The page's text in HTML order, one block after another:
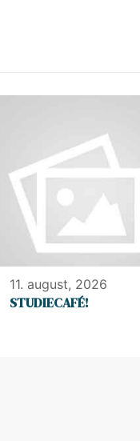
11. august, 2026
STUDIECAFÉ!